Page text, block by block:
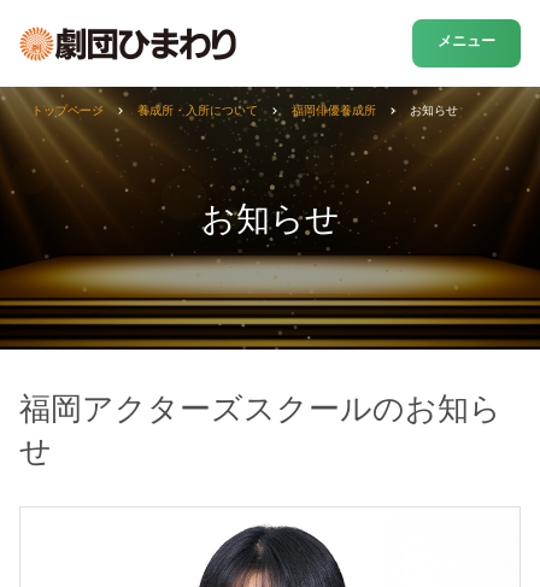
メニュー
お知らせ
トップページ 養成所・入所について 福岡俳優養成所 お知らせ
福岡アクターズスクールのお知ら
せ